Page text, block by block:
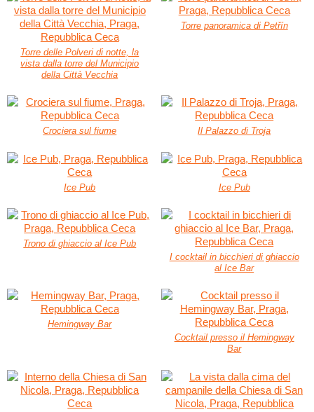
Torre delle Polveri di notte, la
vista dalla torre del Municipio
della Città Vecchia
Torre panoramica di Petřín
Crociera sul fiume Il Palazzo di Troja
Ice Pub Ice Pub
Trono di ghiaccio al Ice Pub
I cocktail in bicchieri di ghiaccio
al Ice Bar
Hemingway Bar
Cocktail presso il Hemingway
Bar